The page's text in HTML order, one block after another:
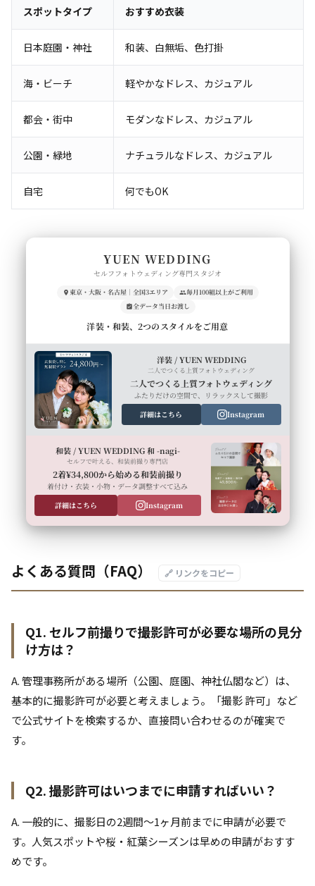
スポットタイプ おすすめ衣装
日本庭園・神社 和装、白無垢、色打掛
海・ビーチ 軽やかなドレス、カジュアル
都会・街中 モダンなドレス、カジュアル
公園・緑地 ナチュラルなドレス、カジュアル
自宅 何でもOK
YUEN WEDDING
セルフフォトウェディング専門スタジオ
東京・大阪・名古屋｜全国3エリア
毎月100組以上がご利用
全データ当日お渡し
洋装・和装、2つのスタイルをご用意
洋装 / YUEN WEDDING
二人でつくる上質フォトウェディング
二人でつくる上質フォトウェディング
ふたりだけの空間で、リラックスして撮影
詳細はこちら
Instagram
和装 / YUEN WEDDING 和 -nagi-
セルフで叶える、和装前撮り専門店
2着¥34,800から始める和装前撮り
着付け・衣装・小物・データ調整すべて込み
詳細はこちら
Instagram
よくある質問（FAQ） 🔗 リンクをコピー
Q1. セルフ前撮りで撮影許可が必要な場所の見分
け方は？
A. 管理事務所がある場所（公園、庭園、神社仏閣など）は、
基本的に撮影許可が必要と考えましょう。「撮影 許可」など
で公式サイトを検索するか、直接問い合わせるのが確実で
す。
Q2. 撮影許可はいつまでに申請すればいい？
A. 一般的に、撮影日の2週間〜1ヶ月前までに申請が必要で
す。人気スポットや桜・紅葉シーズンは早めの申請がおすす
めです。